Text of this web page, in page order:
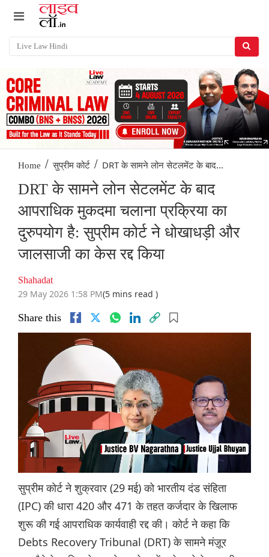
Home / सुप्रीम कोर्ट / DRT के सामने लोन सेटलमेंट के बाद...
DRT के सामने लोन सेटलमेंट के बाद
आपराधिक मुकदमा चलाना प्रक्रिया का
दुरुपयोग है: सुप्रीम कोर्ट ने धोखाधड़ी और
जालसाजी का केस रद्द किया
Shahadat
29 May 2026 1:58 PM(5 mins read )
Share this
सुप्रीम कोर्ट ने शुक्रवार (29 मई) को भारतीय दंड संहिता
(IPC) की धारा 420 और 471 के तहत कर्जदार के खिलाफ
शुरू की गई आपराधिक कार्यवाही रद्द की। कोर्ट ने कहा कि
Debts Recovery Tribunal (DRT) के सामने मंज़ूर